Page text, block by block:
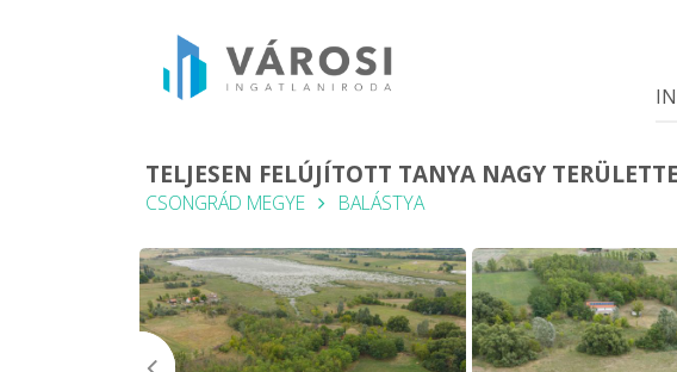
TELJESEN FELÚJÍTOTT TANYA NAGY
CSONGRÁD MEGYE BALÁSTYA